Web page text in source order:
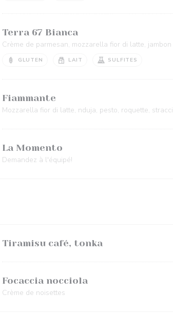
Terra 67 Bianca
Crème de parmesan, mozzarella fior di latte,
GLUTEN LAIT SULFITES
Fiammante
Mozzarella fior di latte, nduja, pesto, roquette,
La Momento
Demandez à l'équipé!
Tiramisu café, tonka
Focaccia nocciola
Crème de noisettes